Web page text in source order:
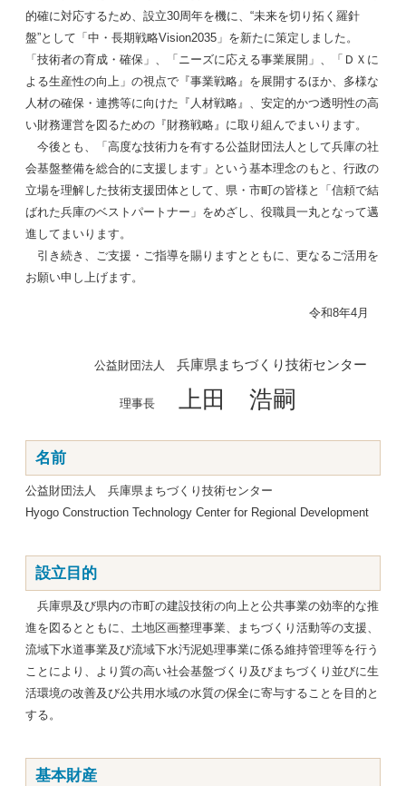
的確に対応するため、設立30周年を機に、“未来を切り拓く羅針
盤”として「中・長期戦略Vision2035」を新たに策定しました。
「技術者の育成・確保」、「ニーズに応える事業展開」、「ＤＸに
よる生産性の向上」の視点で『事業戦略』を展開するほか、多様な
人材の確保・連携等に向けた『人材戦略』、安定的かつ透明性の高
い財務運営を図るための『財務戦略』に取り組んでまいります。
今後とも、「高度な技術力を有する公益財団法人として兵庫の社
会基盤整備を総合的に支援します」という基本理念のもと、行政の
立場を理解した技術支援団体として、県・市町の皆様と「信頼で結
ばれた兵庫のベストパートナー」をめざし、役職員一丸となって邁
進してまいります。
引き続き、ご支援・ご指導を賜りますとともに、更なるご活用を
お願い申し上げます。
令和8年4月
公益財団法人 兵庫県まちづくり技術センター
理事長 上田 浩嗣
名前
公益財団法人 兵庫県まちづくり技術センター
Hyogo Construction Technology Center for Regional Development
設立目的
兵庫県及び県内の市町の建設技術の向上と公共事業の効率的な推
進を図るとともに、土地区画整理事業、まちづくり活動等の支援、
流域下水道事業及び流域下水汚泥処理事業に係る維持管理等を行う
ことにより、より質の高い社会基盤づくり及びまちづくり並びに生
活環境の改善及び公共用水域の水質の保全に寄与することを目的と
する。
基本財産